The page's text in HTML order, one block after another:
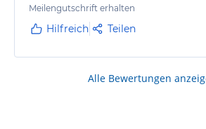
zufriedenstellend. Besonders die
oberen Etagen kann ich wegen der
genossen.
Meilengutschrift erhalten
Hilfreich Teilen
Alle Bewertungen